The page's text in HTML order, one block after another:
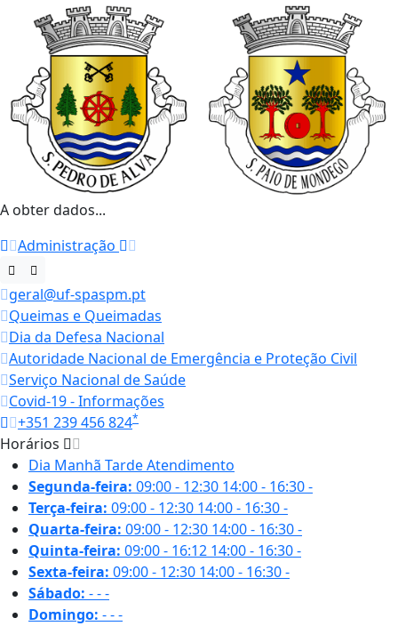
A obter dados...
Administração
geral@uf-spaspm.pt
Queimas e Queimadas
Dia da Defesa Nacional
Autoridade Nacional de Emergência e Proteção Civil
Serviço Nacional de Saúde
Covid-19 - Informações
+351 239 456 824*
Horários
Dia Manhã TardeAtendimento
Segunda-feira: 09:00 - 12:30 14:00 - 16:30-
Terça-feira: 09:00 - 12:30 14:00 - 16:30-
Quarta-feira: 09:00 - 12:30 14:00 - 16:30-
Quinta-feira: 09:00 - 16:12 14:00 - 16:30-
Sexta-feira: 09:00 - 12:30 14:00 - 16:30-
Sábado: ---
Domingo: ---